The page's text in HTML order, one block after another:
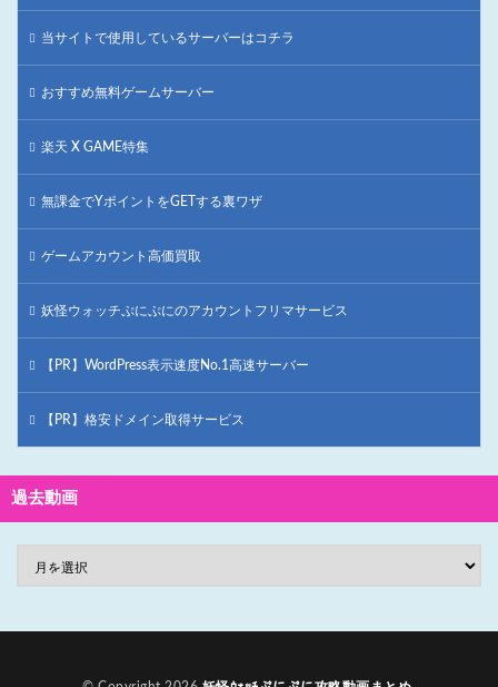
当サイトで使用しているサーバーはコチラ
おすすめ無料ゲームサーバー
楽天 X GAME特集
無課金でYポイントをGETする裏ワザ
ゲームアカウント高価買取
妖怪ウォッチぷにぷにのアカウントフリマサービス
【PR】WordPress表示速度No.1高速サーバー
【PR】格安ドメイン取得サービス
過去動画